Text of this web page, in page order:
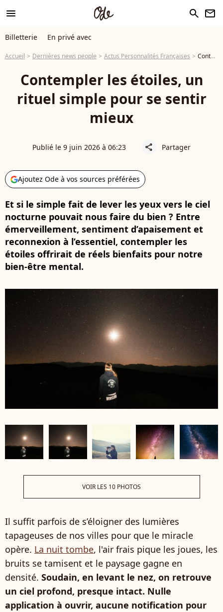
menu search newsletter
Billetterie En privé avec
Accueil Dernières news people Actus Personnalités Françaises Contempler les étoiles, un rituel simple pour se sentir mieux
Contempler les étoiles, un
rituel simple pour se sentir
mieux
Publié le 9 juin 2026 à 06:23 share Partager
Ajoutez Ode à vos sources préférées
Et si le simple fait de lever les yeux vers le ciel
nocturne pouvait nous faire du bien ? Entre
émerveillement, sentiment d’apaisement et
reconnexion à l’essentiel, contempler les
étoiles offrirait de réels bienfaits pour notre
bien-être mental.
VOIR LES 10 PHOTOS
Il suffit parfois de s’éloigner des lumières
tapageuses de nos villes pour que le miracle
opère. La nuit tombe, l'air frais pique les joues, les
bruits se tamisent et le paysage gagne en
densité. Soudain, en levant le nez, on retrouve
un ciel profond, presque intact. Nulle
application à ouvrir, aucune notification pour